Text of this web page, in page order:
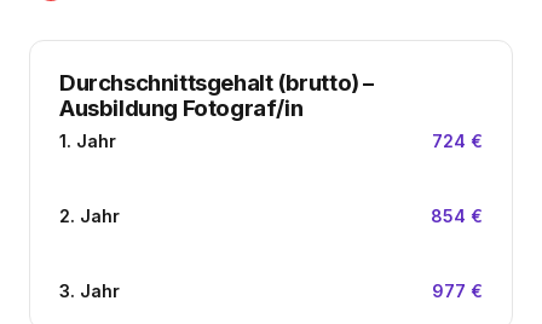
Durchschnittsgehalt (brutto)–
Ausbildung Fotograf/in
1. Jahr 724 €
2. Jahr 854 €
3. Jahr 977 €